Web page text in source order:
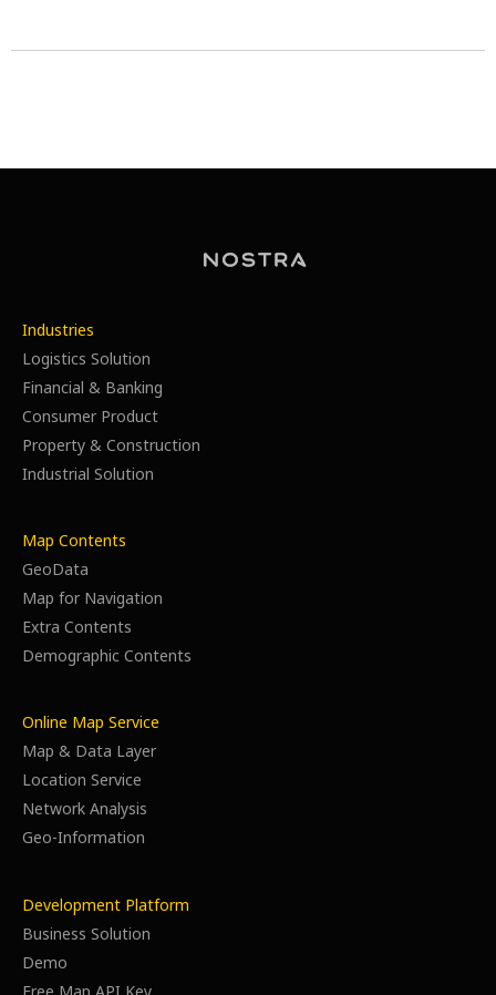
Industries
Logistics Solution
Financial & Banking
Consumer Product
Property & Construction
Industrial Solution
Map Contents
GeoData
Map for Navigation
Extra Contents
Demographic Contents
Online Map Service
Map & Data Layer
Location Service
Network Analysis
Geo-Information
Development Platform
Business Solution
Demo